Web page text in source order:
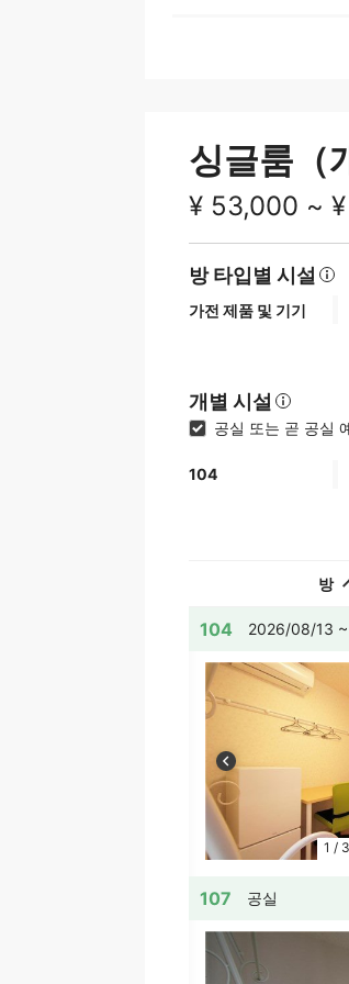
싱글룸（
¥ 53,000 ~
방 타입별 시설
가전 제품 및 기기
개별 시설
공실 또는 곧 공실
104
방
104 2026/08/13 ~
1 / 3
107 공실